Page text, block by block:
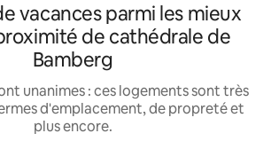
vacances parmi les mieux
de cathédrale de
Bamberg
unanimes : ces logements sont très
d'emplacement, de propreté et
plus encore.